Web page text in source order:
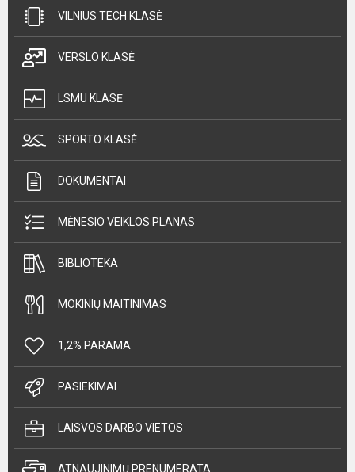
VILNIUS TECH KLASĖ
VERSLO KLASĖ
LSMU KLASĖ
SPORTO KLASĖ
DOKUMENTAI
MĖNESIO VEIKLOS PLANAS
BIBLIOTEKA
MOKINIŲ MAITINIMAS
1,2% PARAMA
PASIEKIMAI
LAISVOS DARBO VIETOS
ATNAUJINIMŲ PRENUMERATA